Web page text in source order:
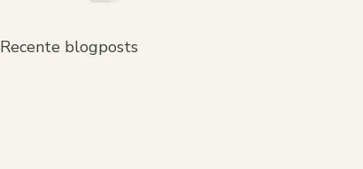
Recente blogposts